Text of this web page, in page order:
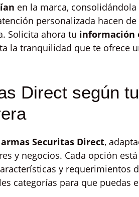
en la marca,
personalizada hacen de
Solicita ahora tu información
la tranquilidad que te ofrece
Direct según
Securitas Direct,
y negocios. Cada opción
y requerimientos
categorías para que puedas